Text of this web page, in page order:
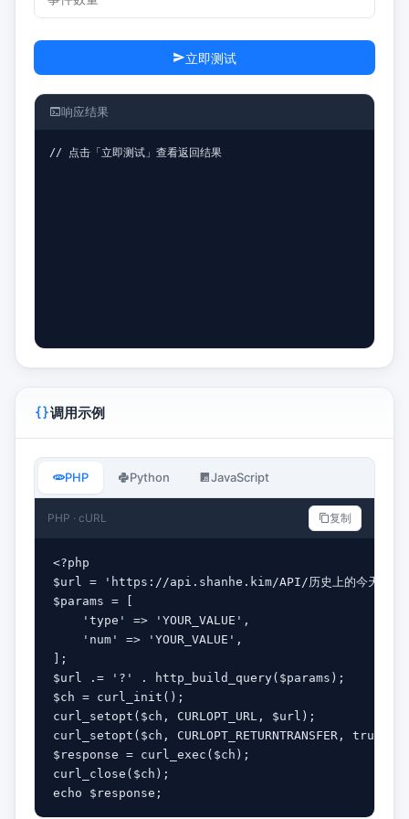
立即测试
响应结果
// 点击「立即测试」查看返回结果
调用示例
PHP Python JavaScript
PHP · cURL 复制
<?php
$url = 'https://api.shanhe.kim/API/历史上的今天
$params = [
    'type' => 'YOUR_VALUE',
    'num' => 'YOUR_VALUE',
];
$url .= '?' . http_build_query($params);
$ch = curl_init();
curl_setopt($ch, CURLOPT_URL, $url);
curl_setopt($ch, CURLOPT_RETURNTRANSFER, true);
$response = curl_exec($ch);
curl_close($ch);
echo $response;